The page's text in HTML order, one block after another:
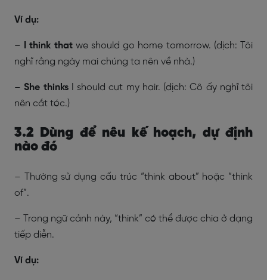
Ví dụ:
– I think that we should go home tomorrow. (dịch: Tôi
nghĩ rằng ngày mai chúng ta nên về nhà.)
–She thinksI should cut my hair. (dịch: Cô ấy nghĩ tôi
nên cắt tóc.)
3.2 Dùng để nêu kế hoạch, dự định
nào đó
– Thường sử dụng cấu trúc “think about” hoặc “think
of”.
– Trong ngữ cảnh này, “think” có thể được chia ở dạng
tiếp diễn.
Ví dụ: